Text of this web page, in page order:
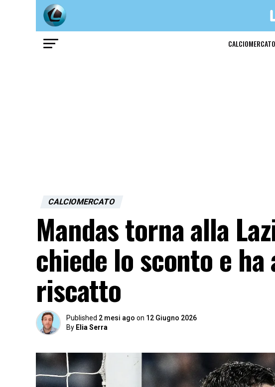
CALCIOMERCATO
CALCIOMERCATO
Mandas torna alla
chiede lo sconto e
riscatto
Published 2 mesi ago on 12 Giugno 2026
By Elia Serra